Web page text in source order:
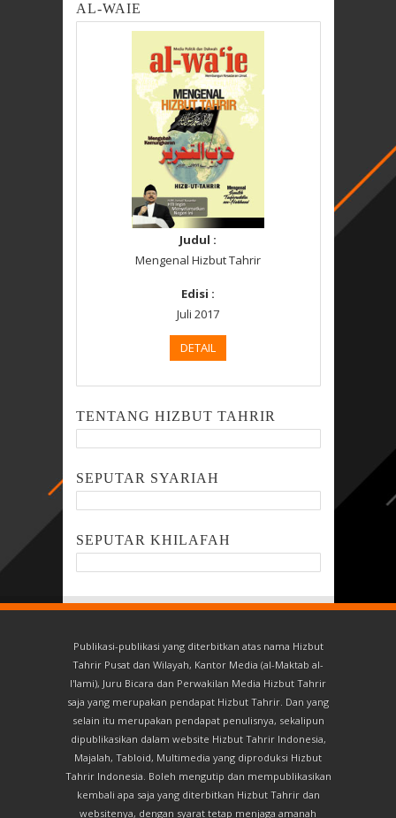
AL-WAIE
Judul :
Mengenal Hizbut Tahrir
Edisi :
Juli 2017
DETAIL
TENTANG HIZBUT TAHRIR
SEPUTAR SYARIAH
SEPUTAR KHILAFAH
Publikasi-publikasi yang diterbitkan atas nama Hizbut
Tahrir Pusat dan Wilayah, Kantor Media (al-Maktab al-
I'lami), Juru Bicara dan Perwakilan Media Hizbut Tahrir
saja yang merupakan pendapat Hizbut Tahrir. Dan yang
selain itu merupakan pendapat penulisnya, sekalipun
dipublikasikan dalam website Hizbut Tahrir Indonesia,
Majalah, Tabloid, Multimedia yang diproduksi Hizbut
Tahrir Indonesia. Boleh mengutip dan mempublikasikan
kembali apa saja yang diterbitkan Hizbut Tahrir dan
websitenya, dengan syarat tetap menjaga amanah